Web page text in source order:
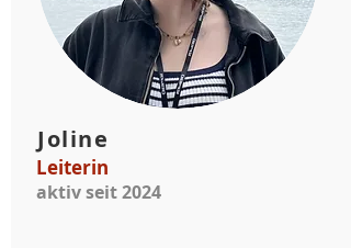
Joline
Leiterin
aktiv seit 2024